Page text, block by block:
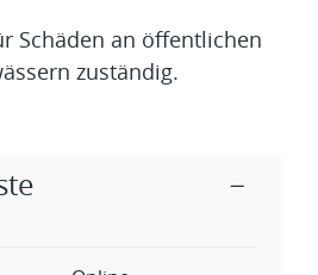
Schäden an öffentlichen
zuständig.